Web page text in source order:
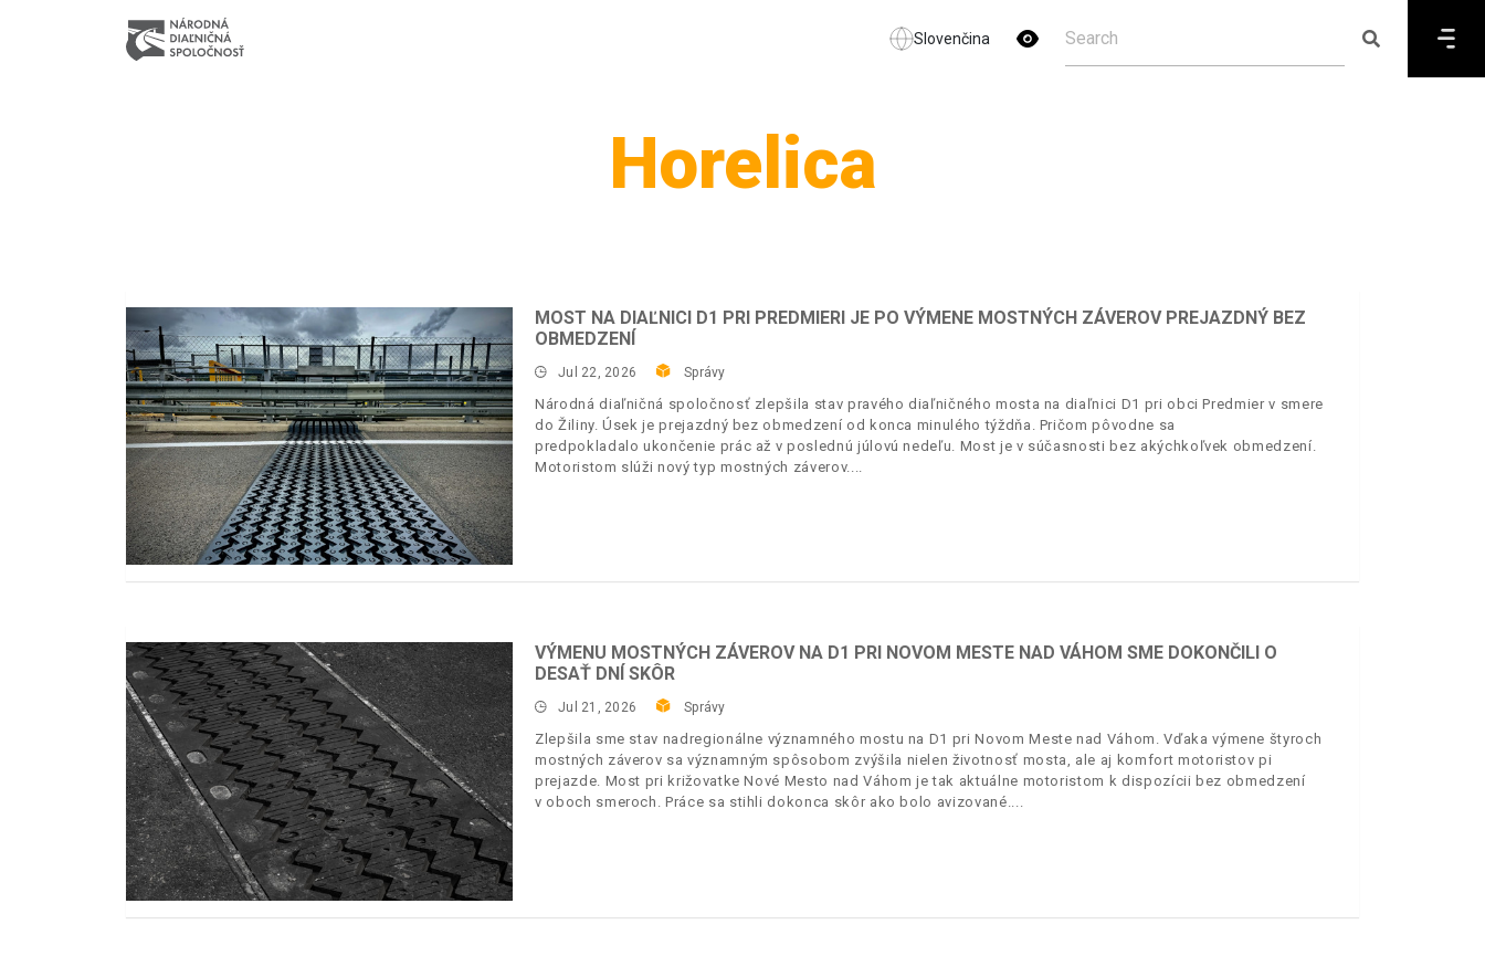
Slovenčina
Horelica
MOST NA DIAĽNICI D1 PRI PREDMIERI JE PO VÝMENE MOSTNÝCH ZÁVEROV PREJAZDNÝ BEZ
OBMEDZENÍ
Jul 22, 2026 Správy
Národná diaľničná spoločnosť zlepšila stav pravého diaľničného mosta na diaľnici D1 pri obci Predmier v smere
do Žiliny. Úsek je prejazdný bez obmedzení od konca minulého týždňa. Pričom pôvodne sa
predpokladalo ukončenie prác až v poslednú júlovú nedeľu. Most je v súčasnosti bez akýchkoľvek obmedzení.
Motoristom slúži nový typ mostných záverov.
VÝMENU MOSTNÝCH ZÁVEROV NA D1 PRI NOVOM MESTE NAD VÁHOM SME DOKONČILI O
DESAŤ DNÍ SKÔR
Jul 21, 2026 Správy
Zlepšila sme stav nadregionálne významného mostu na D1 pri Novom Meste nad Váhom. Vďaka výmene štyroch
mostných záverov sa významným spôsobom zvýšila nielen životnosť mosta, ale aj komfort motoristov pi
prejazde. Most pri križovatke Nové Mesto nad Váhom je tak aktuálne motoristom k dispozícii bez obmedzení
v oboch smeroch. Práce sa stihli dokonca skôr ako bolo avizované.